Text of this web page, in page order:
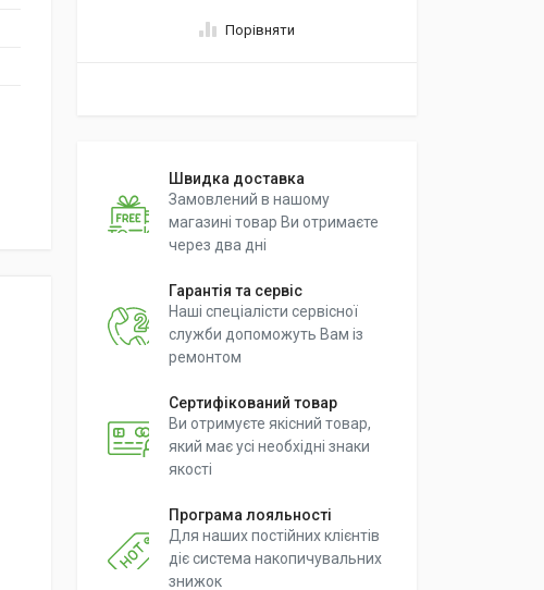
Порівняти
Швидка доставка
Замовлений в нашому
магазині товар Ви отримаєте
через два дні
Гарантія та сервіс
Наші спеціалісти сервісної
служби допоможуть Вам із
ремонтом
Сертифікований товар
Ви отримуєте якісний товар,
який має усі необхідні знаки
якості
Програма лояльності
Для наших постійних клієнтів
діє система накопичувальних
знижок